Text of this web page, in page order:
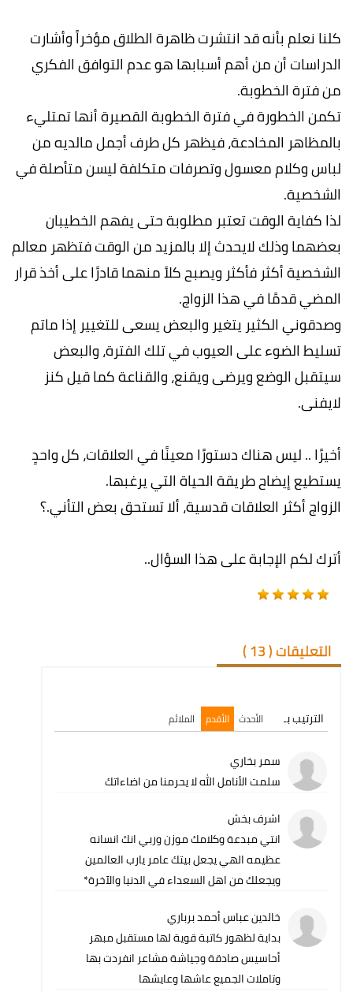
كلنا نعلم بأنه قد انتشرت ظاهرة الطلاق مؤخراً وأشارت
الدراسات أن من أهم أسبابها هو عدم التوافق الفكري
من فترة الخطوبة.
تكمن الخطورة في فترة الخطوبة القصيرة أنها تمتليء
بالمظاهر المخادعة، فيظهر كل طرف أجمل مالديه من
لباس وكلام معسول وتصرفات متكلفة ليسن متأصلة في
الشخصية.
لذا كفاية الوقت تعتبر مطلوبة حتى يفهم الخطيبان
بعضهما وذلك لايحدث إلا بالمزيد من الوقت فتظهر معالم
الشخصية أكثر فأكثر ويصبح كلاً منهما قادرًا على أخذ قرار
المضي قدمًا في هذا الزواج.
وصدقوني الكثير يتغير والبعض يسعى للتغيير إذا ماتم
تسليط الضوء على العيوب في تلك الفترة، والبعض
سيتقبل الوضع ويرضى ويقنع، والقناعة كما قيل كنز
لايفنى.
أخيرًا .. ليس هناك دستورًا معينًا في العلاقات، كل واحدٍ
يستطيع إيضاح طريقة الحياة التي يرغبها.
الزواج أكثر العلاقات قدسية، ألا تستحق بعض التأني.؟
أترك لكم الإجابة على هذا السؤال..
التعليقات (13
)
الترتيب بـ الأحدث الأقدم الملائم
سمر بخاري
سلمت الأنامل الله لا يحرمنا من اضاءاتك
اشرف بخش
انتي مبدعة وكلامك موزن وربي انك انسانه
عظيمه الهي يجعل بيتك عامر يارب العالمين
ويجعلك من اهل السعداء في الدنيا والآخرة*
خالدين عباس أحمد برباري
بداية لظهور كاتبة قوية لها مستقبل مبهر
أحاسيس صادقة وجياشة مشاعر انفردت بها
وتاملات الجميع عاشها وعايشها